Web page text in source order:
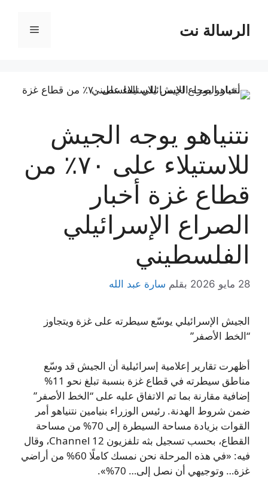
المحتوىالرسالة نت القائمة
نتنياهو يوجه الجيش
للاستيلاء على ٧٠٪ من
قطاع غزة أخبار
الصراع الإسرائيلي
الفلسطيني
28 مايو 2026 بقلم سارة عبد الله
الجيش الإسرائيلي يوسّع سيطرته على غزة ويتجاوز
“الخط الأصفر”
أظهرت تقارير إعلامية إسرائيلية أن الجيش قد وسّع
مناطق سيطرته في قطاع غزة بنسبة تبلغ نحو 11%
إضافية مقارنة بما تم الاتفاق عليه على “الخط الأصفر”
ضمن شروط الهدنة. رئيس الوزراء بنيامين نتنياهو أمر
القوات بزيادة مساحة السيطرة إلى 70% من مساحة
القطاع، بحسب تسجيل بثه تلفزيون Channel 12، وقال
فيه: «في هذه المرحلة نحن نمسك كاملًا 60% من أراضي
غزة… وتوجيهي أن نصل إلى… 70%».